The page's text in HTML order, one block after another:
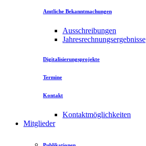
Amtliche Bekanntmachungen
Ausschreibungen
Jahresrechnungsergebnisse
Digitalisierungsprojekte
Termine
Kontakt
Kontaktmöglichkeiten
Mitglieder
Publikationen